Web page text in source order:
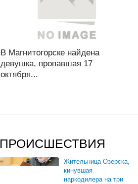
В Магнитогорске найдена
девушка, пропавшая 17
октября...
ПРОИСШЕСТВИЯ
Жительница Озерска,
кинувшая
наркодилера на три